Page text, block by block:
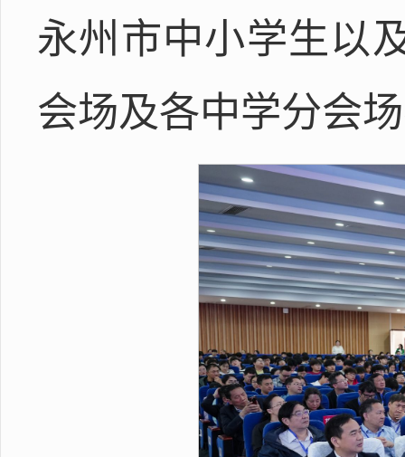
永州市中小学生以
会场及各中学分会